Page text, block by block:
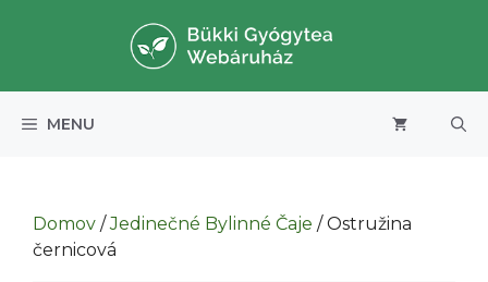
MENU
Domov /Jedinečné Bylinné Čaje / Ostružina
černicová